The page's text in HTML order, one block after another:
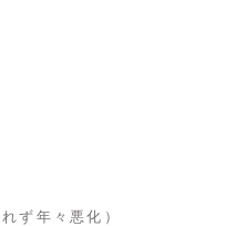
ず年々悪化）